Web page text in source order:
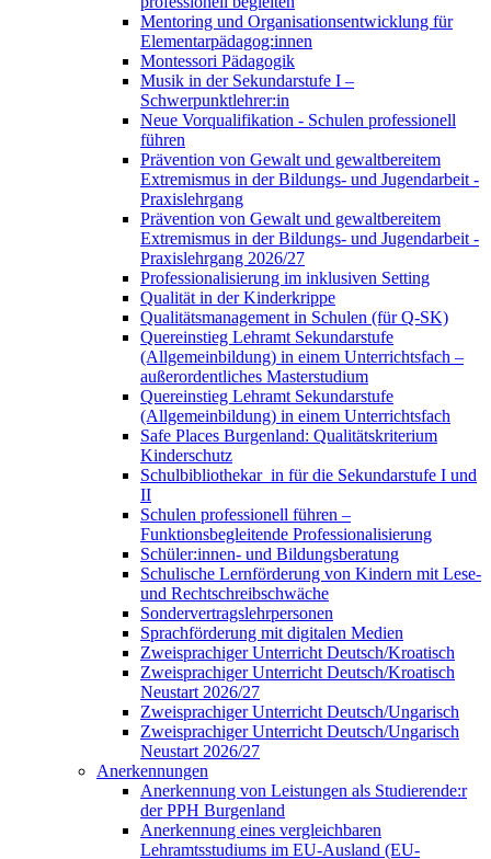
Mentoring und Organisationsentwicklung für
Elementarpädagog:innen
Montessori Pädagogik
Musik in der Sekundarstufe I –
Schwerpunktlehrer:in
Neue Vorqualifikation - Schulen professionell
führen
Prävention von Gewalt und gewaltbereitem
Extremismus in der Bildungs- und Jugendarbeit -
Praxislehrgang
Prävention von Gewalt und gewaltbereitem
Extremismus in der Bildungs- und Jugendarbeit -
Praxislehrgang 2026/27
Professionalisierung im inklusiven Setting
Qualität in der Kinderkrippe
Qualitätsmanagement in Schulen (für Q-SK)
Quereinstieg Lehramt Sekundarstufe
(Allgemeinbildung) in einem Unterrichtsfach –
außerordentliches Masterstudium
Quereinstieg Lehramt Sekundarstufe
(Allgemeinbildung) in einem Unterrichtsfach
Safe Places Burgenland: Qualitätskriterium
Kinderschutz
Schulbibliothekar_in für die Sekundarstufe I und
II
Schulen professionell führen –
Funktionsbegleitende Professionalisierung
Schüler:innen- und Bildungsberatung
Schulische Lernförderung von Kindern mit Lese-
und Rechtschreibschwäche
Sondervertragslehrpersonen
Sprachförderung mit digitalen Medien
Zweisprachiger Unterricht Deutsch/Kroatisch
Zweisprachiger Unterricht Deutsch/Kroatisch
Neustart 2026/27
Zweisprachiger Unterricht Deutsch/Ungarisch
Zweisprachiger Unterricht Deutsch/Ungarisch
Neustart 2026/27
Anerkennungen
Anerkennung von Leistungen als Studierende:r
der PPH Burgenland
Anerkennung eines vergleichbaren
Lehramtsstudiums im EU-Ausland (EU-